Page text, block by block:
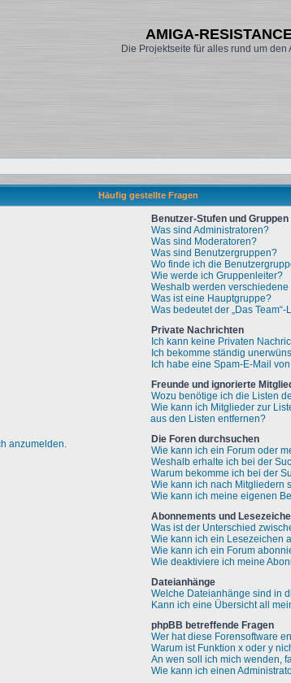
AMIGA-
Die Projektseite für alles rund um den
Häufig gestellte Fragen
anzumelden.
Benutzer-Stufen und Gruppen
Was sind Administratoren?
Was sind Moderatoren?
Was sind Benutzergruppen?
Wo finde ich die
Wie werde ich Gruppenleiter?
Weshalb werden
Was ist eine Hauptgruppe?
Was bedeutet der „Das
Private Nachrichten
Ich kann keine Privaten
Ich bekomme ständig
Ich habe eine Spam-E-Mail
Freunde und ignorierte
Wozu benötige ich die Listen
Wie kann ich Mitglieder zur
aus den Listen entfernen?
Die Foren durchsuchen
Wie kann ich ein Forum oder
Weshalb erhalte ich bei der
Warum bekomme ich bei der
Wie kann ich nach Mitgliedern
Wie kann ich meine eigenen
Abonnements und
Was ist der Unterschied
Wie kann ich ein Lesezeichen
Wie kann ich ein Forum
Wie deaktiviere ich meine
Dateianhänge
Welche Dateianhänge sind in
Kann ich eine Übersicht all
phpBB betreffende Fragen
Wer hat diese Forensoftware
Warum ist Funktion x oder y
An wen soll ich mich wenden,
Wie kann ich einen